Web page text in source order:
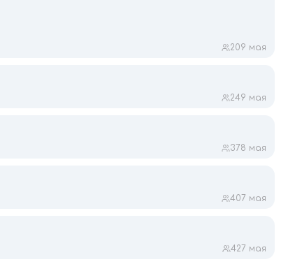
209 мая
249 мая
378 мая
407 мая
427 мая